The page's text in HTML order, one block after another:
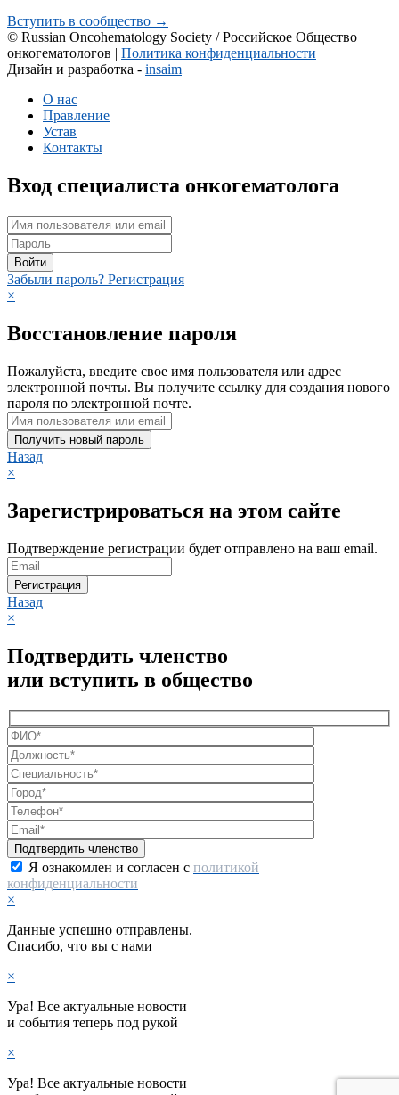
Вступить в сообщество →
© Russian Oncohematology Society / Российское Общество
онкогематологов | Политика конфиденциальности
Дизайн и разработка - insaim
О нас
Правление
Устав
Контакты
Вход специалиста онкогематолога
Войти
Забыли пароль? Регистрация
×
Восстановление пароля
Пожалуйста, введите свое имя пользователя или адрес
электронной почты. Вы получите ссылку для создания нового
пароля по электронной почте.
Получить новый пароль
Назад
×
Зарегистрироваться на этом сайте
Подтверждение регистрации будет отправлено на ваш email.
Регистрация
Назад
×
Подтвердить членство
или вступить в общество
Я ознакомлен и согласен с политикой
конфиденциальности
×
Данные успешно отправлены.
Спасибо, что вы с нами
×
Ура! Все актуальные новости
и события теперь под рукой
×
Ура! Все актуальные новости